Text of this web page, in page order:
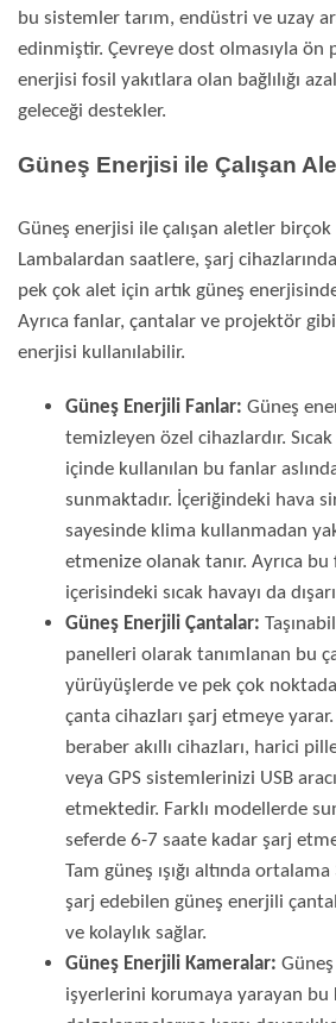
bu sistemler tarım, endüstri ve uzay
edinmiştir. Çevreye dost olmasıyla ön
enerjisi fosil yakıtlara olan bağlılığı
geleceği destekler.
Güneş Enerjisi ile Çalışan
Güneş enerjisi ile çalışan aletler
Lambalardan saatlere, şarj
pek çok alet için artık güneş
Ayrıca fanlar, çantalar ve projektör
enerjisi kullanılabilir.
Güneş Enerjili Fanlar: Güneş
temizleyen özel cihazlardır.
içinde kullanılan bu fanlar
sunmaktadır. İçeriğindeki hava
sayesinde klima kullanmadan
etmenize olanak tanır. Ayrıca
içerisindeki sıcak havayı da
Güneş Enerjili Çantalar:
panelleri olarak tanımlanan bu
yürüyüşlerde ve pek çok
çanta cihazları şarj etmeye
beraber akıllı cihazları, harici
veya GPS sistemlerinizi USB
etmektedir. Farklı modellerde
seferde 6-7 saate kadar şarj
Tam güneş ışığı altında
şarj edebilen güneş enerjili
ve kolaylık sağlar.
Güneş Enerjili Kameralar:
işyerlerini korumaya yarayan bu